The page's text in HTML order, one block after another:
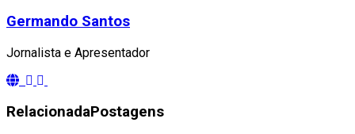
Germando Santos
Jornalista e Apresentador
RelacionadaPostagens